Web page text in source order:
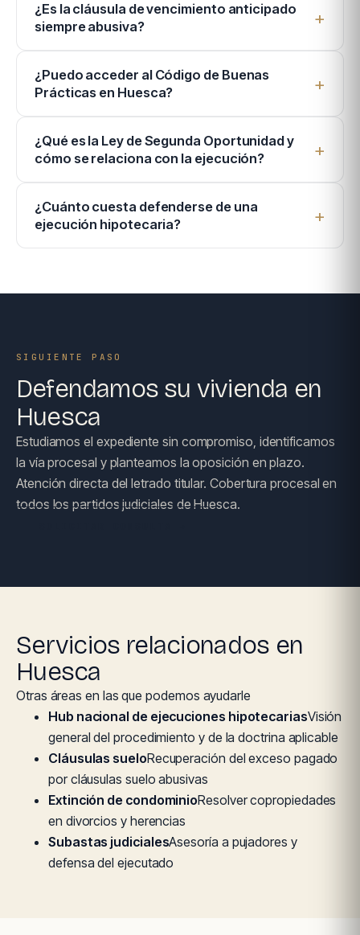
¿Es la cláusula de vencimiento anticipado
siempre abusiva?
¿Puedo acceder al Código de Buenas
Prácticas en Huesca?
¿Qué es la Ley de Segunda Oportunidad y
cómo se relaciona con la ejecución?
¿Cuánto cuesta defenderse de una
ejecución hipotecaria?
SIGUIENTE PASO
Defendamos su vivienda en
Huesca
Estudiamos el expediente sin compromiso, identificamos
la vía procesal y planteamos la oposición en plazo.
Atención directa del letrado titular. Cobertura procesal en
todos los partidos judiciales de Huesca.
Servicios relacionados en
Huesca
Otras áreas en las que podemos ayudarle
Hub nacional de ejecuciones hipotecariasVisión
general del procedimiento y de la doctrina aplicable
Cláusulas sueloRecuperación del exceso pagado
por cláusulas suelo abusivas
Extinción de condominioResolver copropiedades
en divorcios y herencias
Subastas judicialesAsesoría a pujadores y
defensa del ejecutado